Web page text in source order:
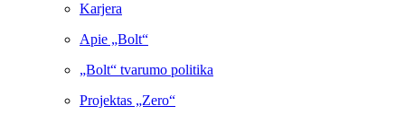
Karjera
Apie „Bolt“
„Bolt“ tvarumo politika
Projektas „Zero“